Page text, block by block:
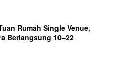
Rumah Single Venue,
Berlangsung 10–22